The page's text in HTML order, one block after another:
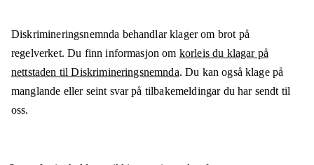
Diskrimineringsnemnda behandlar klager om brot på
regelverket. Du finn informasjon om korleis du klagar på
nettstaden til Diskrimineringsnemnda. Du kan også klage på
manglande eller seint svar på tilbakemeldingar du har sendt til
oss.